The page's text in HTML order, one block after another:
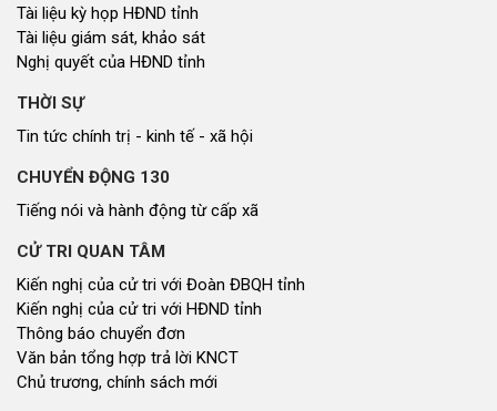
Tài liệu kỳ họp HĐND tỉnh
Tài liệu giám sát, khảo sát
Nghị quyết của HĐND tỉnh
THỜI SỰ
Tin tức chính trị - kinh tế - xã hội
CHUYỂN ĐỘNG 130
Tiếng nói và hành động từ cấp xã
CỬ TRI QUAN TÂM
Kiến nghị của cử tri với Đoàn ĐBQH tỉnh
Kiến nghị của cử tri với HĐND tỉnh
Thông báo chuyển đơn
Văn bản tổng hợp trả lời KNCT
Chủ trương, chính sách mới